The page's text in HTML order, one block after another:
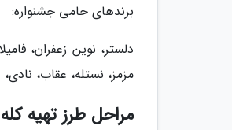
برندهای حامی جشنواره:
دلستر، نوین زعفران،
مزمز، نستله، عقاب، نادی،
مراحل طرز تهیه